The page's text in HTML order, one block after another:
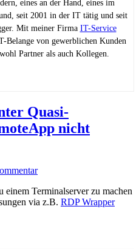
eines an der Hand, eines im
seit 2001 in der IT tätig und seit
Mit meiner Firma IT-Service
von gewerblichen Kunden
Partner als auch Kollegen.
Quasi-
nicht
Terminalserver zu machen
via z.B. RDP Wrapper